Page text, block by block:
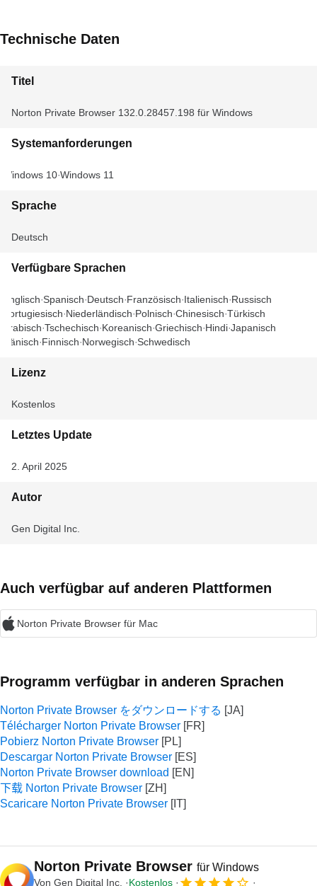
Technische Daten
Titel
Norton Private Browser 132.0.28457.198 für Windows
Systemanforderungen
Windows 10 Windows 11
Sprache
Deutsch
Verfügbare Sprachen
Englisch Spanisch Deutsch Französisch Italienisch Russisch
Portugiesisch Niederländisch Polnisch Chinesisch Türkisch
Arabisch Tschechisch Koreanisch Griechisch Hindi Japanisch
Dänisch Finnisch Norwegisch Schwedisch
Lizenz
Kostenlos
Letztes Update
2. April 2025
Autor
Gen Digital Inc.
Auch verfügbar auf anderen Plattformen
Norton Private Browser für Mac
Programm verfügbar in anderen Sprachen
Norton Private Browser をダウンロードする
Télécharger Norton Private Browser
Pobierz Norton Private Browser
Descargar Norton Private Browser
Norton Private Browser download
下载 Norton Private Browser
Scaricare Norton Private Browser
Norton Private Browser für Windows
Von Gen Digital Inc. Kostenlos